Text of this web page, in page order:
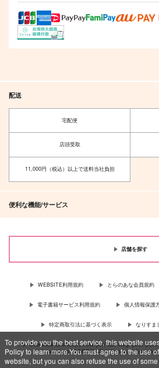
To provide you the best service, this website
Policy to learn more.You must agree to the use
website, but you can also refuse the use of
配送
宅配便
店頭受取
11,000円（税込）以上で送料当社負担
便利な機能/サービス
店舗を探す
WEBSITE利用規約 とらのあな会員規約
電子書籍サービス利用規約 個人情報保護
特定商取引法に基づく表示 なりすま
For Overseas customer, now you can ship your
services “AOCS”! Click {more…} for